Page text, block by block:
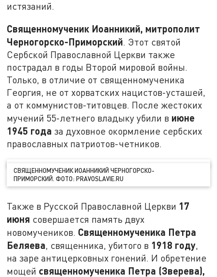
истязаний.
Священномученик Иоанникий, митрополит
Черногорско-Приморский. Этот святой
Сербской Православной Церкви также
пострадал в годы Второй мировой войны.
Только, в отличие от священномученика
Георгия, не от хорватских нацистов-усташей,
а от коммунистов-титовцев. После жестоких
мучений 55-летнего владыку убили в июне
1945 года за духовное окормление сербских
православных патриотов-четников.
СВЯЩЕННОМУЧЕНИК ИОАННИКИЙ ЧЕРНОГОРСКО-
ПРИМОРСКИЙ. ФОТО: PRAVOSLAVIE.RU
Также в Русской Православной Церкви 17
июня совершается память двух
новомучеников. Священномученика Петра
Беляева, священника, убитого в 1918 году,
на заре антицерковных гонений. И обретение
мощей священномученика Петра (Зверева),